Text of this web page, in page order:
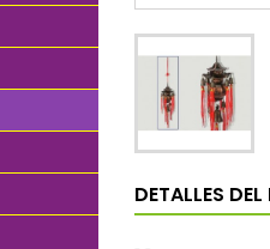
DETALLES